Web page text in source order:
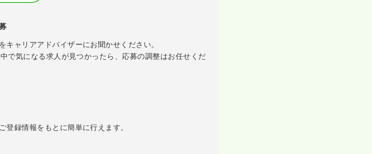
キャリアアドバイザーにお聞かせください。
で気になる求人が見つかったら、応募の調整はお任せくだ
登録情報をもとに簡単に行えます。